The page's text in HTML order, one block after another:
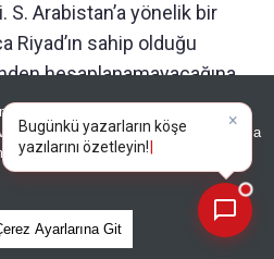
adına sitemizde
KVKK ve GDPR kapsamında
içinAydınlatma Metnimizi
Ayarlarına Git
Arabistan’a yönelik bir
Riyad’ın sahip olduğu
hesaplanamayacağına
ve Pakistan’ın da
İran açısından
İsrail açısından ise
yeni bir kolektif gücün
aktardı.
×
Bugünkü yazarların köşe
yazılarını özetleyin!